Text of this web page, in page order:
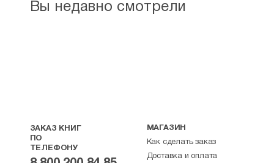
Вы недавно смотрели
ЗАКАЗ КНИГ
ПО
ТЕЛЕФОНУ
МАГАЗИН
Как сделать заказ
Доставка и оплата